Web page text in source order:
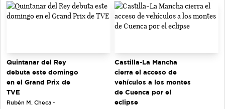
Quintanar del Rey
debuta este domingo
en el Grand Prix de
TVE
Rubén M. Checa -
Castilla-La Mancha
cierra el acceso de
vehículos a los montes
de Cuenca por el
eclipse